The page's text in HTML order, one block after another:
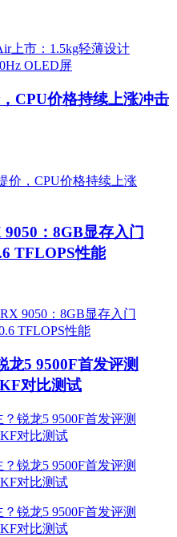
CPU价格持续上涨冲击
：8GB显存入门
TFLOPS性能
龙5 9500F首发评测
对比测试